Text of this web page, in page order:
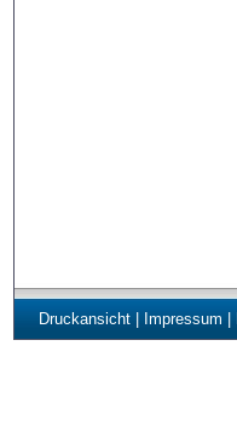
Druckansicht Impressum